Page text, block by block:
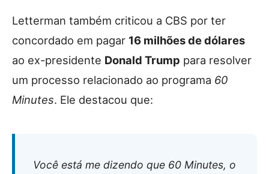
Letterman também criticou a CBS por ter
concordado em pagar 16 milhões de dólares
ao ex-presidente Donald Trump para resolver
um processo relacionado ao programa 60
Minutes. Ele destacou que:
Você está me dizendo que 60 Minutes, o